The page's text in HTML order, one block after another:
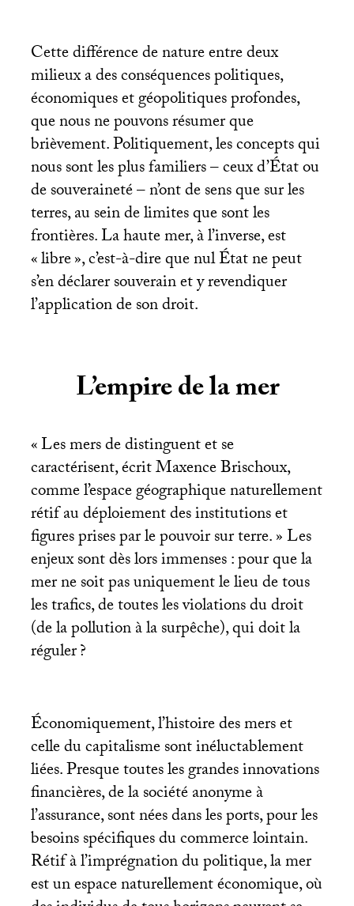
Cette différence de nature entre deux
milieux a des conséquences politiques,
économiques et géopolitiques profondes,
que nous ne pouvons résumer que
brièvement. Politiquement, les concepts qui
nous sont les plus familiers – ceux d’État ou
de souveraineté – n’ont de sens que sur les
terres, au sein de limites que sont les
frontières. La haute mer, à l’inverse, est
«libre», c’est-à-dire que nul État ne peut
s’en déclarer souverain et y revendiquer
l’application de son droit.
L’empire de la mer
«Les mers de distinguent et se
caractérisent, écrit Maxence Brischoux,
comme l’espace géographique naturellement
rétif au déploiement des institutions et
figures prises par le pouvoir sur terre.» Les
enjeux sont dès lors immenses : pour que la
mer ne soit pas uniquement le lieu de tous
les trafics, de toutes les violations du droit
(de la pollution à la surpêche), qui doit la
réguler?
Économiquement, l’histoire des mers et
celle du capitalisme sont inéluctablement
liées. Presque toutes les grandes innovations
financières, de la société anonyme à
l’assurance, sont nées dans les ports, pour les
besoins spécifiques du commerce lointain.
Rétif à l’imprégnation du politique, la mer
est un espace naturellement économique, où